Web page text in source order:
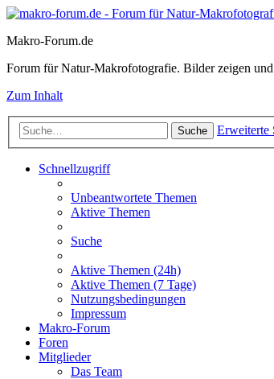
Makro-Forum.de
Forum für Natur-Makrofotografie. Bilder zeigen
Zum Inhalt
Suche Erweiterte
Schnellzugriff
Unbeantwortete Themen
Aktive Themen
Suche
Aktive Themen (24h)
Aktive Themen (7 Tage)
Nutzungsbedingungen
Impressum
Makro-Forum
Foren
Mitglieder
Das Team